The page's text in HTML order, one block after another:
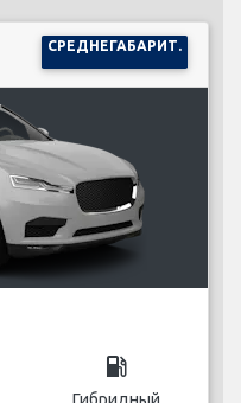
СРЕДНЕГАБАРИТ.
local_gas_station
Гибридный